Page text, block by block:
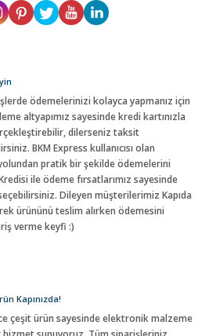
ödemelerinizi kolayca yapmanız için
altyapımız sayesinde kredi kartınızla
dilerseniz taksit
BKM Express kullanıcısı olan
pratik bir şekilde ödemelerini
ile ödeme fırsatlarımız sayesinde
Dileyen müşterilerimiz Kapıda
ürününü teslim alırken ödemesini
verme keyfi :)
Kapınızda!
çeşit ürün sayesinde elektronik malzeme